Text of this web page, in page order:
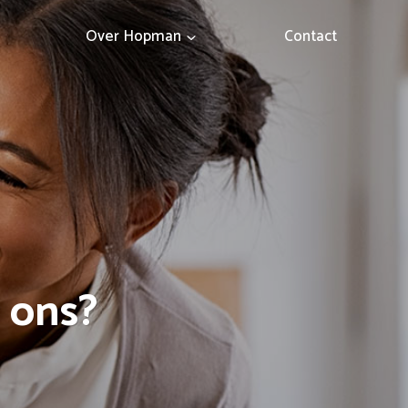
Over Hopman Contact